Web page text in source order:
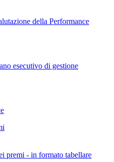
della Performance
esecutivo di gestione
premi - in formato tabellare